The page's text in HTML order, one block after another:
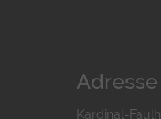
Adresse
Kardinal-